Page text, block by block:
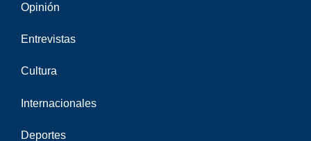
Opinión
Entrevistas
Cultura
Internacionales
Deportes